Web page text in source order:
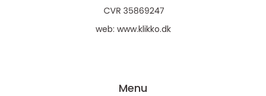
web: www.klikko.dk
Menu